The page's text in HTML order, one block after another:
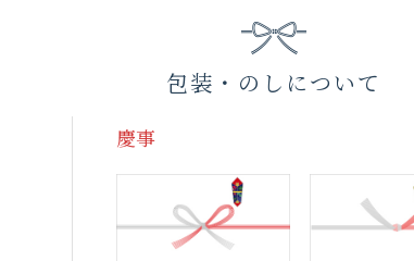
包装・のしについて
慶事